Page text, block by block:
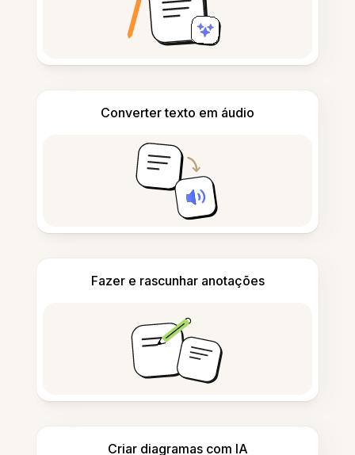
Converter texto em áudio
Fazer e rascunhar anotações
Criar diagramas com IA